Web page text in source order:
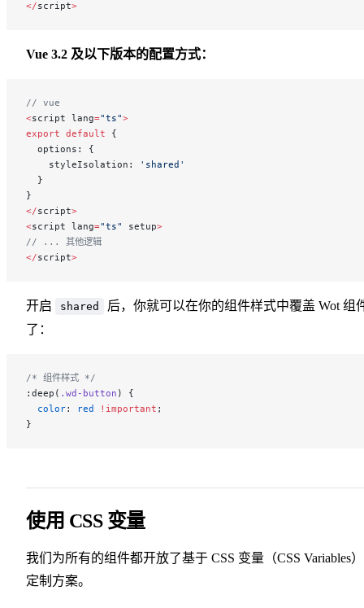
</script>
Vue 3.2 及以下版本的配置方式：
// vue
<script lang="ts">
export default {
  options: {
    styleIsolation:
'shared'
  }
}
</script>
<script lang="ts" setup>
// ... 其他逻辑
</script>
开启 shared
后，你就可以在你的组件样式中覆盖 Wot 组
了：
/* 组件样式 */
:deep( .wd-button ) {
  color
: red !important ;
}
使用 CSS 变量
我们为所有的组件都开放了基于 CSS 变量（CSS Variables
定制方案。